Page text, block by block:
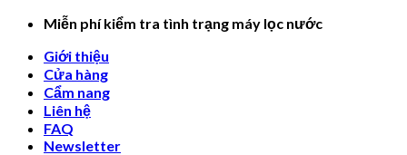
Skip
content
Miễn phí kiểm tra tình trạng máy lọc nước
Giới thiệu
Cửa hàng
Cẩm nang
Liên hệ
FAQ
Newsletter